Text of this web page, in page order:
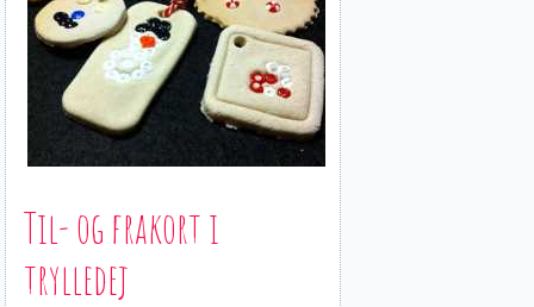
Til- og frakort i
trylledej